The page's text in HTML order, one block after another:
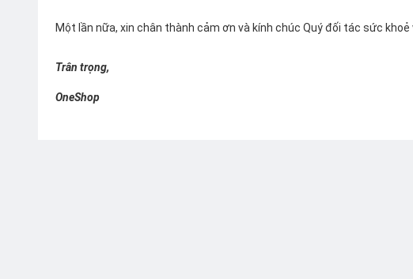
Một lần nữa, xin chân thành cảm ơn và kính chúc Quý đối tác sức khoẻ
Trân trọng,
OneShop